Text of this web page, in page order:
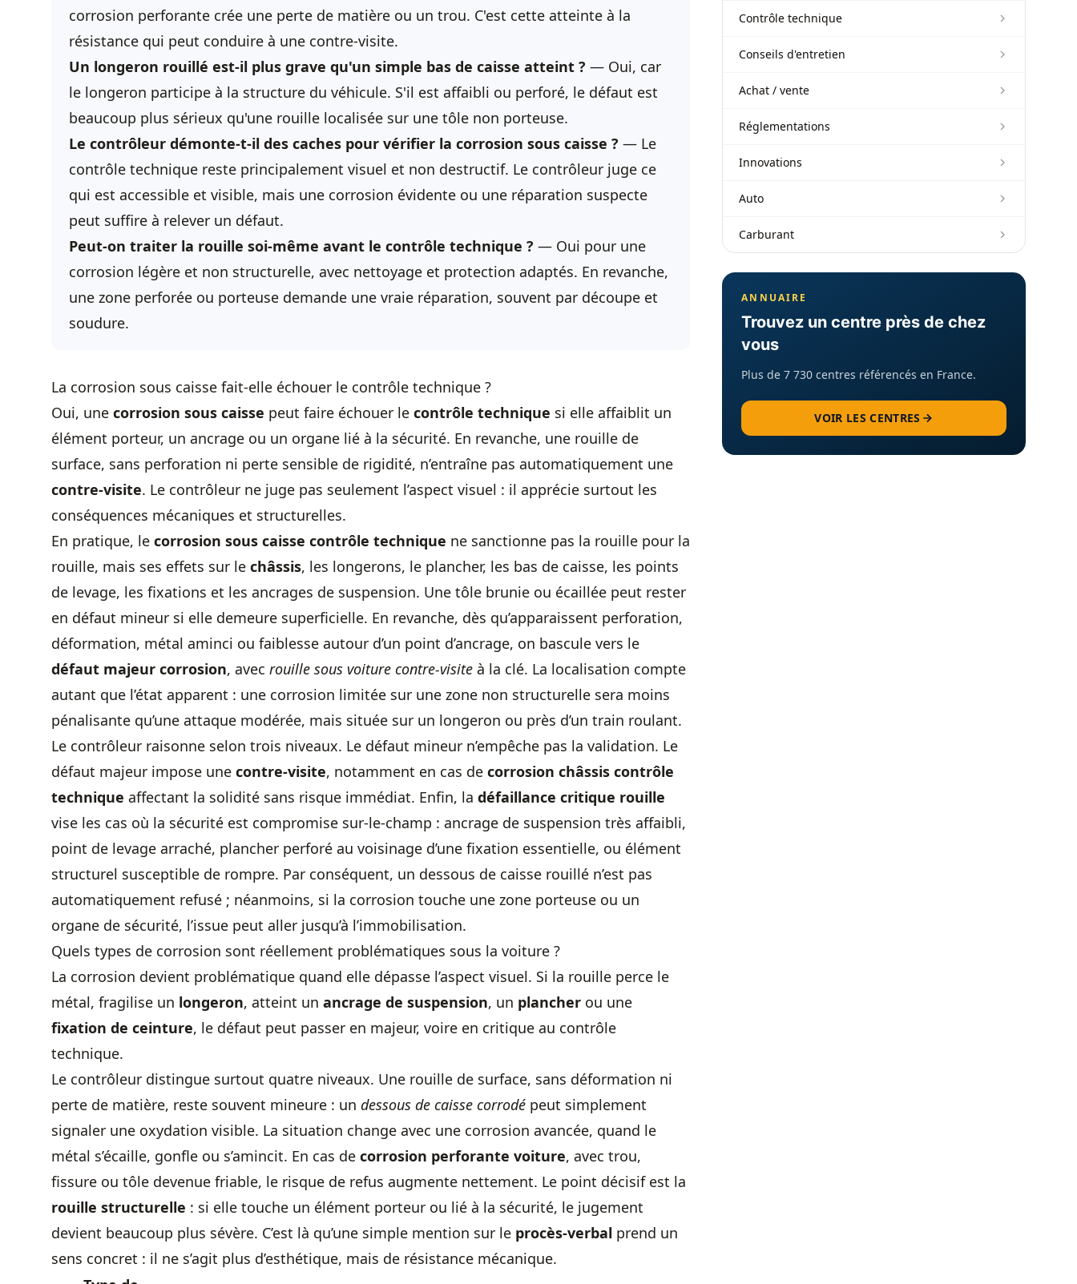
corrosion perforante crée une perte de matière ou un trou. C'est cette atteinte à la
résistance qui peut conduire à une contre-visite.
Un longeron rouillé est-il plus grave qu'un simple bas de caisse atteint ? — Oui, car
le longeron participe à la structure du véhicule. S'il est affaibli ou perforé, le défaut est
beaucoup plus sérieux qu'une rouille localisée sur une tôle non porteuse.
Le contrôleur démonte-t-il des caches pour vérifier la corrosion sous caisse ? — Le
contrôle technique reste principalement visuel et non destructif. Le contrôleur juge ce
qui est accessible et visible, mais une corrosion évidente ou une réparation suspecte
peut suffire à relever un défaut.
Peut-on traiter la rouille soi-même avant le contrôle technique ? — Oui pour une
corrosion légère et non structurelle, avec nettoyage et protection adaptés. En revanche,
une zone perforée ou porteuse demande une vraie réparation, souvent par découpe et
soudure.
La corrosion sous caisse fait-elle échouer le contrôle technique ?
Oui, une corrosion sous caisse peut faire échouer le contrôle technique si elle affaiblit un
élément porteur, un ancrage ou un organe lié à la sécurité. En revanche, une rouille de
surface, sans perforation ni perte sensible de rigidité, n’entraîne pas automatiquement une
contre-visite. Le contrôleur ne juge pas seulement l’aspect visuel : il apprécie surtout les
conséquences mécaniques et structurelles.
En pratique, le corrosion sous caisse contrôle technique ne sanctionne pas la rouille pour la
rouille, mais ses effets sur le châssis, les longerons, le plancher, les bas de caisse, les points
de levage, les fixations et les ancrages de suspension. Une tôle brunie ou écaillée peut rester
en défaut mineur si elle demeure superficielle. En revanche, dès qu’apparaissent perforation,
déformation, métal aminci ou faiblesse autour d’un point d’ancrage, on bascule vers le
défaut majeur corrosion, avec rouille sous voiture contre-visite à la clé. La localisation compte
autant que l’état apparent : une corrosion limitée sur une zone non structurelle sera moins
pénalisante qu’une attaque modérée, mais située sur un longeron ou près d’un train roulant.
Le contrôleur raisonne selon trois niveaux. Le défaut mineur n’empêche pas la validation. Le
défaut majeur impose une contre-visite, notamment en cas de corrosion châssis contrôle
technique affectant la solidité sans risque immédiat. Enfin, la défaillance critique rouille
vise les cas où la sécurité est compromise sur-le-champ : ancrage de suspension très affaibli,
point de levage arraché, plancher perforé au voisinage d’une fixation essentielle, ou élément
structurel susceptible de rompre. Par conséquent, un dessous de caisse rouillé n’est pas
automatiquement refusé ; néanmoins, si la corrosion touche une zone porteuse ou un
organe de sécurité, l’issue peut aller jusqu’à l’immobilisation.
Quels types de corrosion sont réellement problématiques sous la voiture ?
La corrosion devient problématique quand elle dépasse l’aspect visuel. Si la rouille perce le
métal, fragilise un longeron, atteint un ancrage de suspension, un plancher ou une
fixation de ceinture, le défaut peut passer en majeur, voire en critique au contrôle
technique.
Le contrôleur distingue surtout quatre niveaux. Une rouille de surface, sans déformation ni
perte de matière, reste souvent mineure : un dessous de caisse corrodé peut simplement
signaler une oxydation visible. La situation change avec une corrosion avancée, quand le
métal s’écaille, gonfle ou s’amincit. En cas de corrosion perforante voiture, avec trou,
fissure ou tôle devenue friable, le risque de refus augmente nettement. Le point décisif est la
rouille structurelle : si elle touche un élément porteur ou lié à la sécurité, le jugement
devient beaucoup plus sévère. C’est là qu’une simple mention sur le procès-verbal prend un
sens concret : il ne s’agit plus d’esthétique, mais de résistance mécanique.
Contrôle technique
Conseils d'entretien
Achat / vente
Réglementations
Innovations
Auto
Carburant
ANNUAIRE
Trouvez un centre près de chez
vous
Plus de 7 730 centres référencés en France.
VOIR LES CENTRES